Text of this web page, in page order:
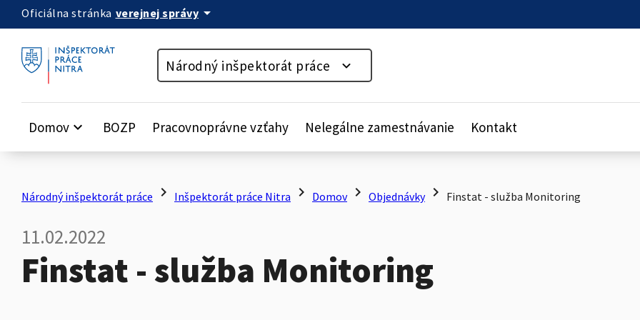
Preskočiť na obsah
Oficiálna stránka verejnej správy arrow_drop_down
Národný inšpektorát práce
Domov keyboard_arrow_down BOZP Pracovnoprávne vzťahy Nelegálne zamestnávanie Kontakt
Národný inšpektorát práce chevron_right Inšpektorát práce Nitra chevron_right Domov chevron_right Objednávky chevron_right Finstat - služba Monitoring
11.02.2022
Finstat - služba Monitoring